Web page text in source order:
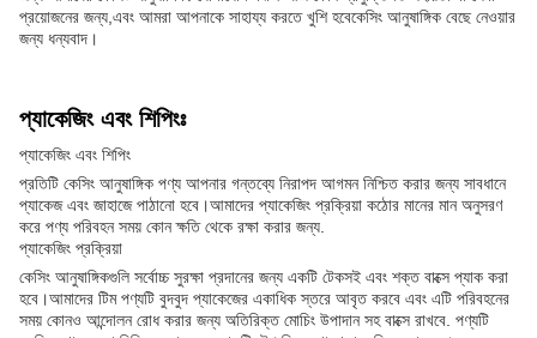
প্রয়োজনের জন্য,এবং আমরা আপনাকে সাহায্য করতে খুশি হবেকেসিং আনুষাঙ্গিক বেছে নেওয়ার
জন্য ধন্যবাদ।
প্যাকেজিং এবং শিপিংঃ
প্যাকেজিং এবং শিপিং
প্রতিটি কেসিং আনুষাঙ্গিক পণ্য আপনার গন্তব্যে নিরাপদ আগমন নিশ্চিত করার জন্য সাবধানে
প্যাকেজ এবং জাহাজে পাঠানো হবে।আমাদের প্যাকেজিং প্রক্রিয়া কঠোর মানের মান অনুসরণ
করে পণ্য পরিবহন সময় কোন ক্ষতি থেকে রক্ষা করার জন্য.
প্যাকেজিং প্রক্রিয়া
কেসিং আনুষাঙ্গিকগুলি সর্বোচ্চ সুরক্ষা প্রদানের জন্য একটি টেকসই এবং শক্ত বাক্সে প্যাক করা
হবে।আমাদের টিম পণ্যটি বুদবুদ প্যাকেজের একাধিক স্তরে আবৃত করবে এবং এটি পরিবহনের
সময় কোনও আন্দোলন রোধ করার জন্য অতিরিক্ত মোচিং উপাদান সহ বাক্সে রাখবে. পণ্যটি